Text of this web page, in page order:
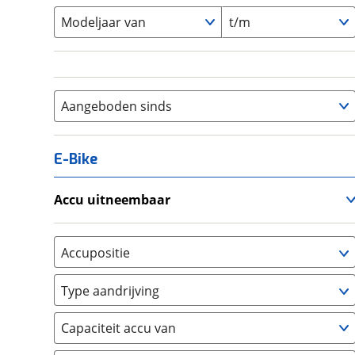
Modeljaar van t/m
Aangeboden sinds
E-Bike
Accu uitneembaar
Nee, vast (0)
Accupositie
Bagagedrager (0)
Frame (0 )
Vloer (0
Achterbank (0)
Type aandrijving
Achterwiel (0)
Trapas
Capaciteit accu van